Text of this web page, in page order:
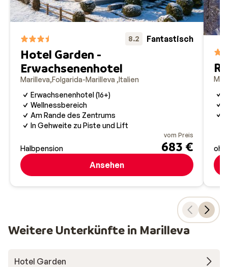
8.2 Fantastisch
Hotel Garden -
Erwachsenenhotel
Marilleva Folgarida-Marilleva Italien
Erwachsenenhotel (16+)
Wellnessbereich
Am Rande des Zentrums
In Gehweite zu Piste und Lift
Halbpension
vom Preis
683 €
Ansehen
Weitere Unterkünfte in Marilleva
Hotel Garden